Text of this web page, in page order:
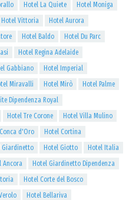
Hotel La Quiete
Hotel Moniga
Hotel Vittoria
Hotel Aurora
Hotel Baldo
Hotel Du Parc
Hotel Regina Adelaide
Gabbiano
Hotel Imperial
Miravalli Hotel Mirò
Hotel Palme
Dipendenza Royal
Hotel Tre Corone
Hotel Villa Mulino
d'Oro
Hotel Cortina
Giardinetto Hotel Giotto
Hotel Italia
Ancora
Hotel Giardinetto Dipendenza
Hotel Corte del Bosco
Hotel Bellariva